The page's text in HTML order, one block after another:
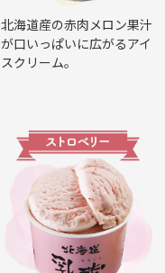
北海道産の赤肉メロン果汁
が口いっぱいに広がるアイ
スクリーム。